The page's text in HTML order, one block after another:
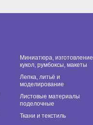
Миниатюра, изготовление
кукол, румбоксы, макеты
Лепка, литьё и
моделирование
Листовые материалы
поделочные
Ткани и текстиль